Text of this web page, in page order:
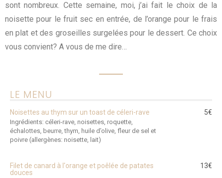
sont nombreux. Cette semaine, moi, j’ai fait le choix de la
noisette pour le fruit sec en entrée, de l’orange pour le frais
en plat et des groseilles surgelées pour le dessert. Ce choix
vous convient? A vous de me dire…
LE MENU
Noisettes au thym sur un toast de céleri-rave
Ingrédients: céleri-rave, noisettes, roquette,
échalottes, beurre, thym, huile d’olive, fleur de sel et
poivre (allergènes: noisette, lait)
5€
Filet de canard à l'orange et poêlée de patates
douces
13€